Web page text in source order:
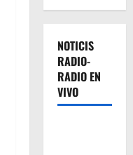
NOTICIS
RADIO-
RADIO EN
VIVO